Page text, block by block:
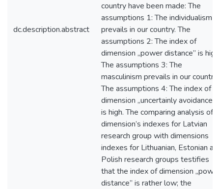
dc.description.abstract
country have been made: The
assumptions 1: The individualism
prevails in our country. The
assumptions 2: The index of
dimension „power distance” is high.
The assumptions 3: The
masculinism prevails in our country.
The assumptions 4: The index of
dimension „uncertainly avoidances”
is high. The comparing analysis of
dimension’s indexes for Latvian
research group with dimensions
indexes for Lithuanian, Estonian
Polish research groups testifies
that the index of dimension „power
distance” is rather low; the